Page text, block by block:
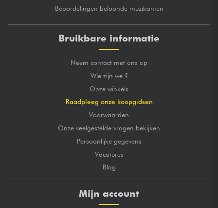
Beoordelingen beloonde muzikanten
Bruikbare informatie
Neem contact met ons op
Wie zijn we ?
Onze winkels
Raadpleeg onze koopgidsen
Voorwaarden
Onze veelgestelde vragen bekijken
Persoonlijke gegevens
Vacatures
Blog
Mijn account